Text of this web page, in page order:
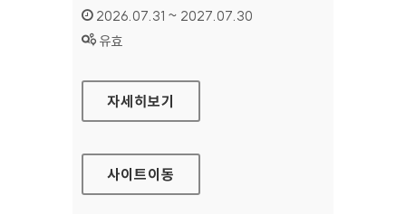
인증기간 :
2026.07.31 ~ 2027.07.30
상태 :
유효
식품안전나라
자세히보기
사이트이동